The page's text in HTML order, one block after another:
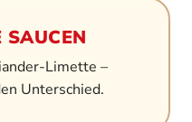
Limette –
Unterschied.